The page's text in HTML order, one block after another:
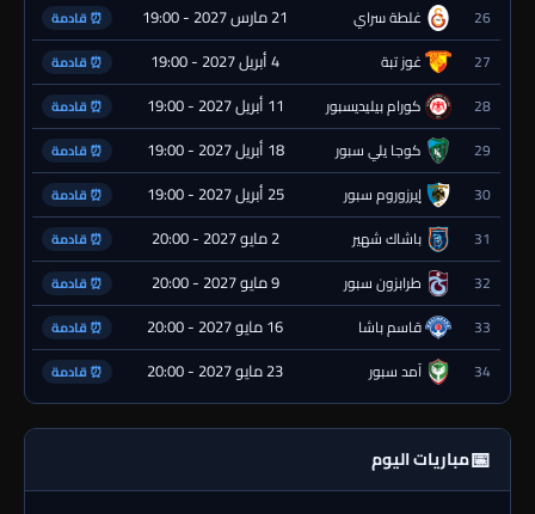
26 غلطة سراي 21 مارس 2027 - 19:00 ⏰ قادمة
27 غوز تبة 4 أبريل 2027 - 19:00 ⏰ قادمة
28 كورام بيليديسبور 11 أبريل 2027 - 19:00 ⏰ قادمة
29 كوجا يلي سبور 18 أبريل 2027 - 19:00 ⏰ قادمة
30 إيرزوروم سبور 25 أبريل 2027 - 19:00 ⏰ قادمة
31 باشاك شهير 2 مايو 2027 - 20:00 ⏰ قادمة
32 طرابزون سبور 9 مايو 2027 - 20:00 ⏰ قادمة
33 قاسم باشا 16 مايو 2027 - 20:00 ⏰ قادمة
34 آمد سبور 23 مايو 2027 - 20:00 ⏰ قادمة
📅مباريات اليوم